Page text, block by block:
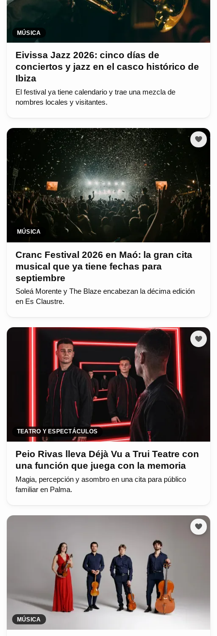
MÚSICA
Eivissa Jazz 2026: cinco días de
conciertos y jazz en el casco histórico de
Ibiza
El festival ya tiene calendario y trae una mezcla de
nombres locales y visitantes.
MÚSICA
Cranc Festival 2026 en Maó: la gran cita
musical que ya tiene fechas para
septiembre
Soleá Morente y The Blaze encabezan la décima edición
en Es Claustre.
TEATRO Y ESPECTÁCULOS
Peio Rivas lleva Déjà Vu a Trui Teatre con
una función que juega con la memoria
Magia, percepción y asombro en una cita para público
familiar en Palma.
MÚSICA